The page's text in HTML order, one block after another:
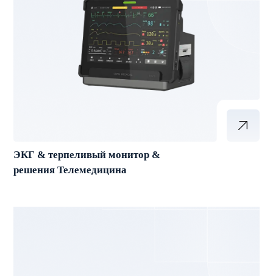
ЭКГ & терпеливый монитор &
решения Телемедицина